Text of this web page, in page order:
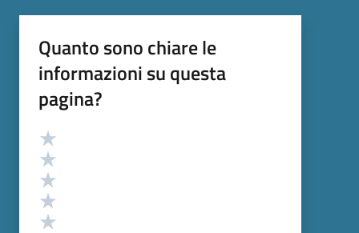
Quanto sono chiare le
informazioni su questa
pagina?
Valutazione